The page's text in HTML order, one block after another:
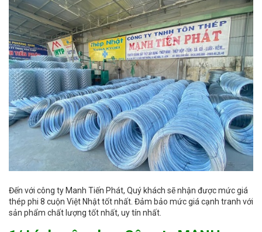
Đến với công ty Manh Tiến Phát, Quý khách sẽ nhận được mức giá
thép phi 8 cuộn Việt Nhật tốt nhất. Đảm bảo mức giá cạnh tranh với
sản phẩm chất lượng tốt nhất, uy tín nhất.